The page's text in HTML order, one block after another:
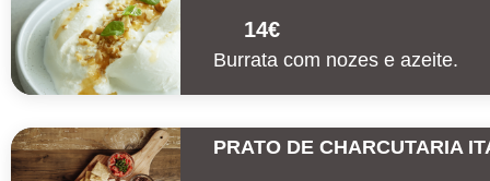
14€
Burrata com nozes e azeite.
PRATO DE CHARCUTARIA